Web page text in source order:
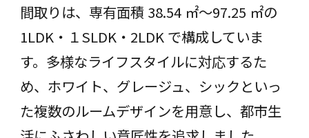
間取りは、専有面積 38.54 ㎡〜97.25 ㎡の
1LDK・１SLDK・2LDK で構成していま
す。多様なライフスタイルに対応するた
め、ホワイト、グレージュ、シックといっ
た複数のルームデザインを用意し、都市生